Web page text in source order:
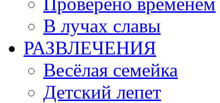
В лучах славы
РАЗВЛЕЧЕНИЯ
Весёлая семейка
Детский лепет